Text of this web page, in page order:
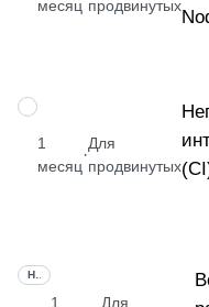
месяц продвинутых
НАВЫК
1
месяц
·
Для
продвинутых
1 Для